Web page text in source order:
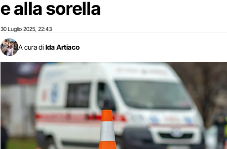
e alla sorella
30 Luglio 2025 22:43
A cura di Ida Artiaco